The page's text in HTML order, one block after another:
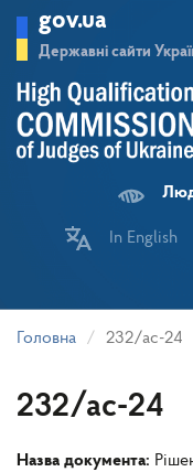
основного
матеріалу
gov.ua
Державні сайти
In English
Головна 232/ас-24
232/ас-24
Назва документа: